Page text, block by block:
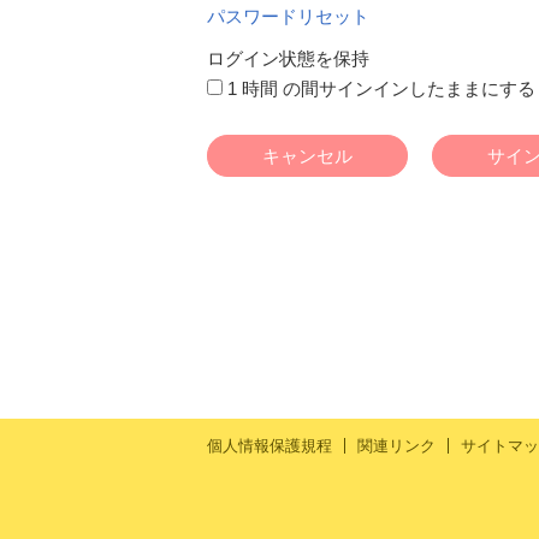
パスワードリセット
ログイン状態を保持
1 時間 の間サインインしたままにする
キャンセル サイ
個人情報保護規程 関連リンク サイトマ